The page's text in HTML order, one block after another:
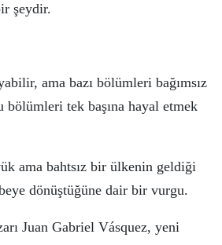
şeydir.
ama bazı bölümleri bağımsız
bölümleri tek başına hayal etmek
ük ama bahtsız bir ülkenin geldiği
dönüştüğüne dair bir vurgu.
Juan Gabriel Vásquez, yeni